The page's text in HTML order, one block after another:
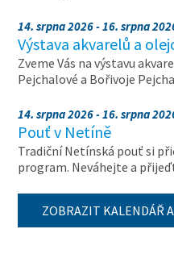
14. srpna 2026 - 16. srpna
Výstava akvarelů a
Zveme Vás na výstavu
Pejchalové a Bořivoje
14. srpna 2026 - 16. srpna
Pouť v Netíně
Tradiční Netínská pouť si
program. Neváhejte a
ZOBRAZIT KALENDÁŘ